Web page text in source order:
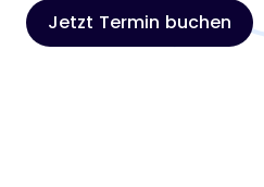
Jetzt Termin buchen